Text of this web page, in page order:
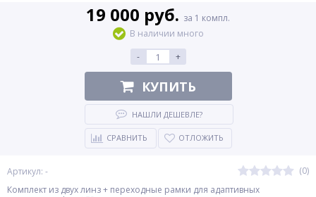
Артикул: -
(0)
Комплект из двух линз + переходные рамки для адаптивных
19 000 руб. за 1 компл.
В наличии много
-
+
КУПИТЬ
НАШЛИ ДЕШЕВЛЕ?
СРАВНИТЬ ОТЛОЖИТЬ